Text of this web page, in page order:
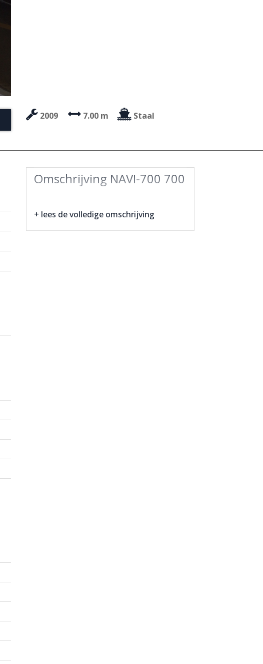
2009 7.00 m Staal
Omschrijving NAVI-700 700
+ lees de volledige omschrijving